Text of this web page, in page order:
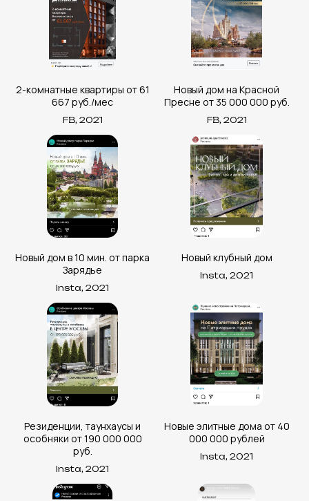
2-комнатные квартиры от 61
667 руб./мес
FB, 2021
Новый дом на Красной
Пресне от 35 000 000 руб.
FB, 2021
Новый дом в 10 мин. от парка
Зарядье
Insta, 2021
Новый клубный дом
Insta, 2021
Резиденции, таунхаусы и
особняки от 190 000 000
руб.
Insta, 2021
Новые элитные дома от 40
000 000 рублей
Insta, 2021
calltobuy
Политика обработки персональных данных
ПОЛУЧИТЬ КОНСУЛЬТАЦИЮ
Услуги:
Вакансии
⚡ Медиа
CPA Автомобили
CPA Недвижимость
Web-студия
Digital-реклама
База креативов